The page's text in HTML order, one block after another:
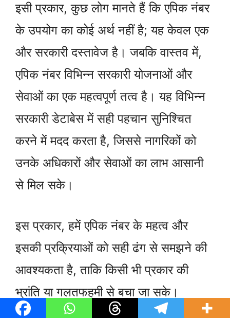
इसी प्रकार, कुछ लोग मानते हैं कि एपिक नंबर
के उपयोग का कोई अर्थ नहीं है; यह केवल एक
और सरकारी दस्तावेज है। जबकि वास्तव में,
एपिक नंबर विभिन्न सरकारी योजनाओं और
सेवाओं का एक महत्वपूर्ण तत्व है। यह विभिन्न
सरकारी डेटाबेस में सही पहचान सुनिश्चित
करने में मदद करता है, जिससे नागरिकों को
उनके अधिकारों और सेवाओं का लाभ आसानी
से मिल सके।
इस प्रकार, हमें एपिक नंबर के महत्व और
इसकी प्रक्रियाओं को सही ढंग से समझने की
आवश्यकता है, ताकि किसी भी प्रकार की
भ्रांति या गलतफहमी से बचा जा सके।